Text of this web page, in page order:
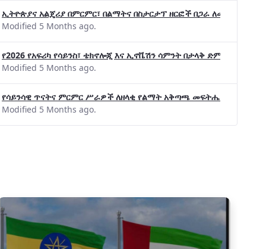
ኢትዮጵያና አልጄሪያ በምርምር፣ በልማትና በስታርታፕ ዘርፎች በጋራ ለመስራት መከሩ፡፡
Modified 5 Months ago.
የ2026 የአፍሪካ የሳይንስ፣ ቴክኖሎጂ እና ኢኖቬሽን ሳምንት በታላቅ ድምቀት
Modified 5 Months ago.
የሳይንሳዊ ጥናትና ምርምር ሥራዎች ለዘላቂ የልማት አቅጣጫ መፍትሔ ጠቋሚ
Modified 5 Months ago.